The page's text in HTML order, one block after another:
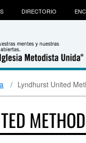
DIRECTORIO
Lyndhurst United